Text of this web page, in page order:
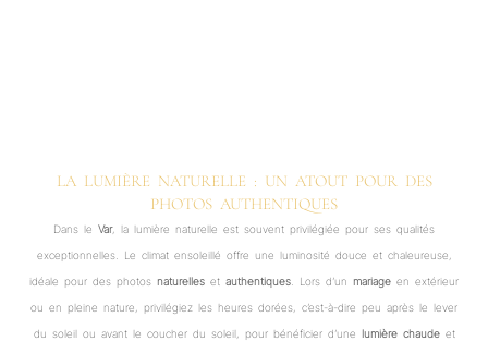
LA LUMIÈRE NATURELLE : UN ATOUT POUR DES
PHOTOS AUTHENTIQUES
Dans le Var, la lumière naturelle est souvent privilégiée pour ses qualités
exceptionnelles. Le climat ensoleillé offre une luminosité douce et chaleureuse,
idéale pour des photos naturelles et authentiques . Lors d’un mariage en extérieur
ou en pleine nature, privilégiez les heures dorées, c’est-à-dire peu après le lever
du soleil ou avant le coucher du soleil, pour bénéficier d’une lumière chaudeet